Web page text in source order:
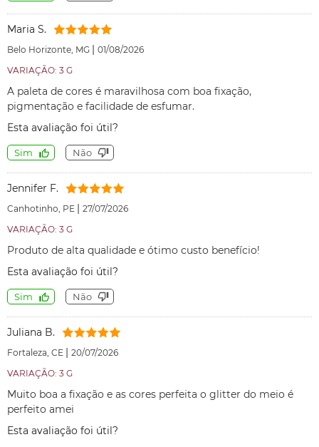
Maria S.
Belo Horizonte, MG | 01/08/2026
VARIAÇÃO: 3 G
A paleta de cores é maravilhosa com boa fixação,
pigmentação e facilidade de esfumar.
Esta avaliação foi útil?
Sim Não
Jennifer F.
Canhotinho, PE | 27/07/2026
VARIAÇÃO: 3 G
Produto de alta qualidade e ótimo custo benefício!
Esta avaliação foi útil?
Sim Não
Juliana B.
Fortaleza, CE | 20/07/2026
VARIAÇÃO: 3 G
Muito boa a fixação e as cores perfeita o glitter do meio é
perfeito amei
Esta avaliação foi útil?